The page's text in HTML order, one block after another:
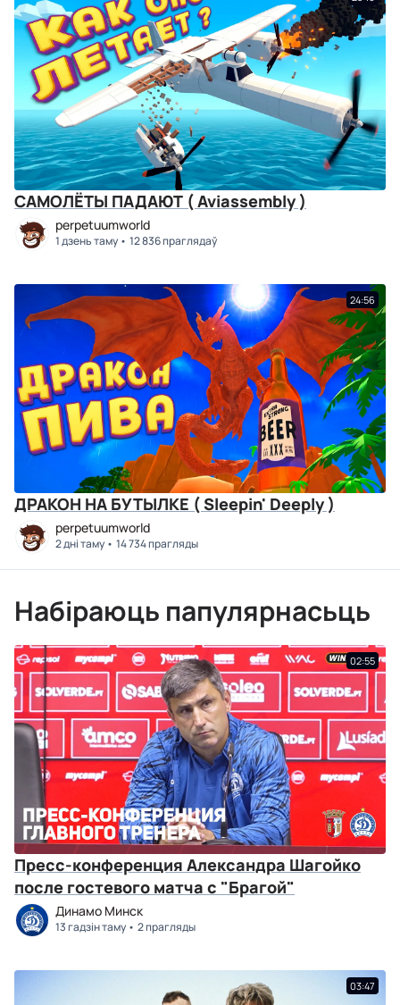
САМОЛЁТЫ ПАДАЮТ ( Aviassembly )
perpetuumworld
1 дзень таму 12 836 праглядаў
24:56
ДРАКОН НА БУТЫЛКЕ ( Sleepin' Deeply )
perpetuumworld
2 дні таму 14 734 прагляды
Набіраюць папулярнасьць
02:55
Пресс-конференция Александра Шагойко
после гостевого матча с "Брагой"
Динамо Минск
13 гадзін таму 2 прагляды
03:47